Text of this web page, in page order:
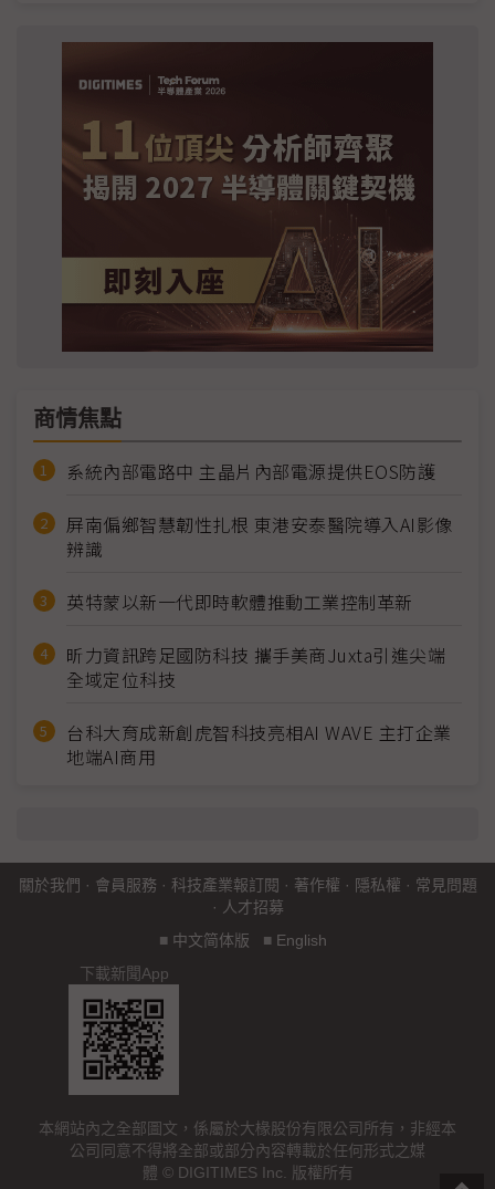
商情焦點
系統內部電路中 主晶片內部電源提供EOS防護
屏南偏鄉智慧韌性扎根 東港安泰醫院導入AI影像
辨識
英特蒙以新一代即時軟體推動工業控制革新
昕力資訊跨足國防科技 攜手美商Juxta引進尖端
全域定位科技
台科大育成新創虎智科技亮相AI WAVE 主打企業
地端AI商用
關於我們 · 會員服務 · 科技產業報訂閱 · 著作權 · 隱私權 · 常見問題
· 人才招募
■ 中文简体版 ■ English
下載新聞App
本網站內之全部圖文，係屬於大椽股份有限公司所有，非經本
公司同意不得將全部或部分內容轉載於任何形式之媒
體 © DIGITIMES Inc. 版權所有